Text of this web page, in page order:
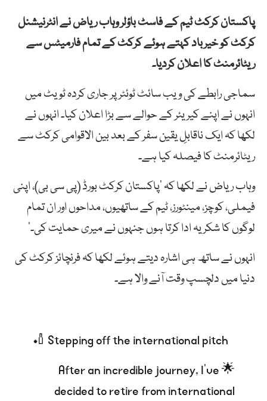
پاکستان کرکٹ ٹیم کے فاسٹ باؤلر وہاب ریاض نے انٹرنیشنل
کرکٹ کو خیرباد کہتے ہوئے کرکٹ کے تمام فارمیٹس سے
ریٹائرمنٹ کا اعلان کردیا۔
سماجی رابطے کی ویب سائٹ ٹوئٹر پر جاری کردہ ٹویٹ میں
انہوں نے اپنے کیریئر کے حوالے سے بڑا اعلان کیا۔ انہوں نے
لکھا کہ ایک ناقابلِ یقین سفر کے بعد بین الاقوامی کرکٹ سے
ریٹائرمنٹ کا فیصلہ کیا ہے۔
وہاب ریاض نے لکھا کہ ‘پاکستان کرکٹ بورڈ (پی سی بی)، اپنی
فیملی، کوچز، مینٹورز، ٹیم کے ساتھیوں، مداحوں اور ان تمام
لوگوں کا شکریہ ادا کرتا ہوں جنہوں نے میری حمایت کی۔’
انہوں نے ساتھ ہی اشارہ دیتے ہوئے لکھا کہ فرنچائز کرکٹ کی
دنیا میں دلچسپ وقت آنے والا ہے۔
🏏 Stepping off the international pitch
🌟 After an incredible journey, I've
decided to retire from international